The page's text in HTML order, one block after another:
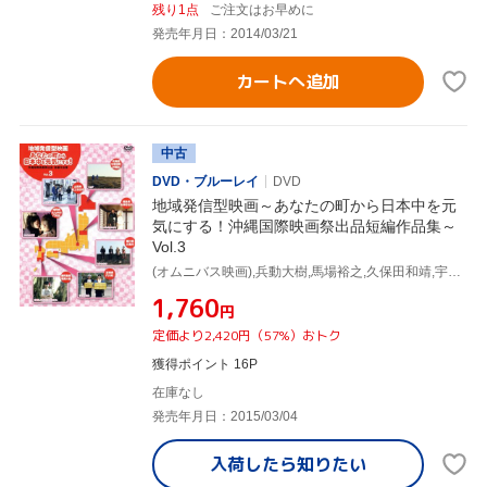
残り1点
ご注文はお早めに
発売年月日：2014/03/21
カートへ追加
中古
DVD・ブルーレイ
DVD
地域発信型映画～あなたの町から日本中を元
気にする！沖縄国際映画祭出品短編作品集～
Vol.3
(オムニバス映画),兵動大樹,馬場裕之,久保田和靖,宇野祥平,真栄田賢,山本博,白石南帆
¥1,760円
定価より2,420円（57%）おトク
獲得ポイント 16P
在庫なし
発売年月日：2015/03/04
入荷したら知りたい